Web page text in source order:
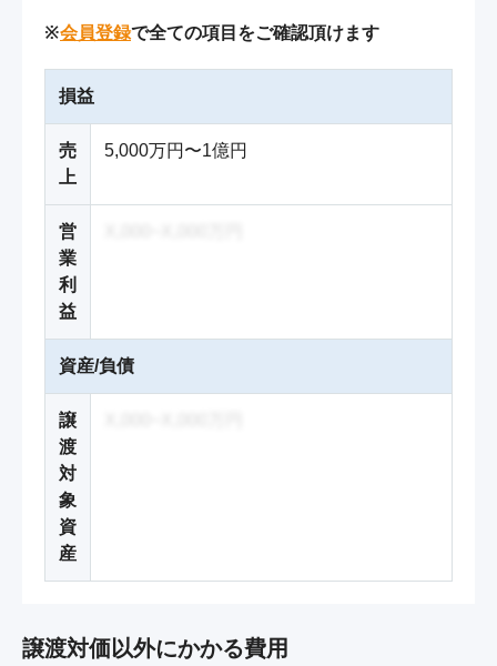
※会員登録で全ての項目をご確認頂けます
損益
売
上
5,000万円〜1億円
営
業
利
益
資産/負債
譲
渡
対
象
資
産
譲渡対価以外にかかる費用